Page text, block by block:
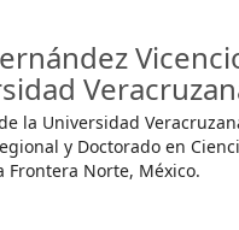
la Universidad
y Doctorado en
Frontera Norte, México.